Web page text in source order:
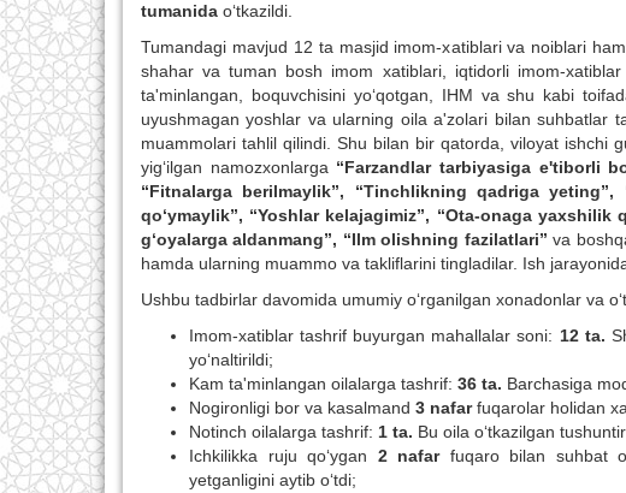
tumanida o‘tkazildi.
Tumandagi mavjud 12 ta masjid imom-xatiblari va noiblari
shahar va tuman bosh imom xatiblari, iqtidorli imom-
ta'minlangan, boquvchisini yo‘qotgan, IHM va shu kabi
uyushmagan yoshlar va ularning oila a'zolari bilan suhbatlar
muammolari tahlil qilindi. Shu bilan bir qatorda, viloyat ishchi
yig‘ilgan namozxonlarga “Farzandlar tarbiyasiga e'tiborli
“Fitnalarga berilmaylik”,
“Tinchlikning qadriga yeting”,
qo‘ymaylik”, “Yoshlar kelajagimiz”, “Ota-onaga
g‘oyalarga aldanmang”, “Ilm olishning fazilatlari” va
hamda ularning muammo va takliflarini tingladilar. Ish
Ushbu tadbirlar davomida umumiy o‘rganilgan xonadonlar va
Imom-xatiblar tashrif buyurgan mahallalar soni: 12 ta.
yo‘naltirildi;
Kam ta'minlangan oilalarga tashrif: 36 ta. Barchasiga
Nogironligi bor va kasalmand 3 nafarfuqarolar holidan
Notinch oilalarga tashrif: 1 ta. Bu oila o‘tkazilgan
Ichkilikka ruju qo‘ygan 2 nafarfuqaro bilan suhbat
yetganligini aytib o‘tdi;